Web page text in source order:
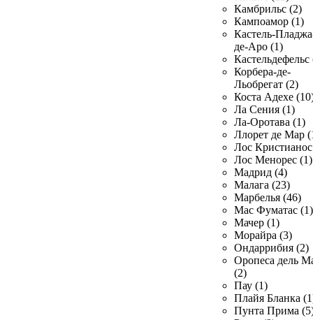
Камбрильс (2)
Кампоамор (1)
Кастель-
де-Аро (1)
Кастельдефельс
Корбера-де-
Льобрегат (2)
Коста Адехе
Ла Сения (1)
Ла-Оротава (1)
Ллорет де Мар
Лос
Лос Менорес (1)
Мадрид (4)
Малага (23)
Марбелья (46)
Мас Фуматас (1)
Мачер (1)
Морайра (3)
Ондаррибия (2)
Оропеса дель
(2)
Пау (1)
Плайя Бланка
Пунта Прима